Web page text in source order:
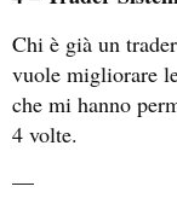
Chi è già un
vuole migliorare
che mi hanno
4 volte.
—